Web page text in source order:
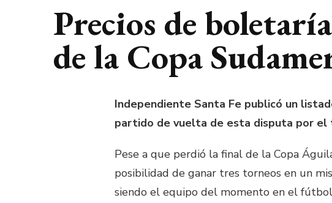
Precios de
de la Copa
Independiente Santa Fe publicó un
partido de vuelta de esta disputa por
Pese a que perdió la final de la Copa
posibilidad de ganar tres torneos en un
siendo el equipo del momento en el